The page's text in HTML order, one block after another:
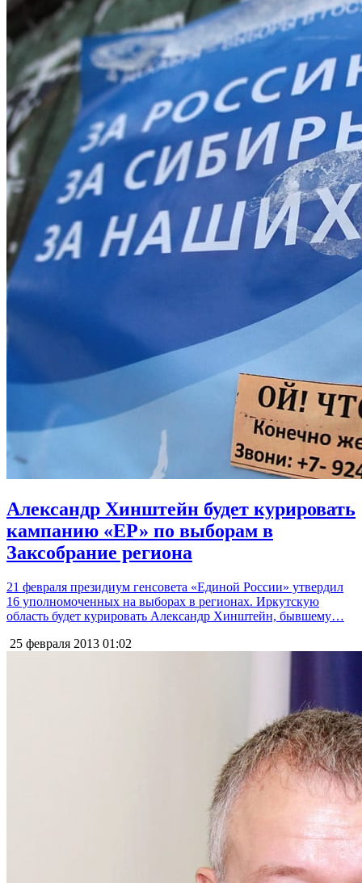
Александр Хинштейн будет курировать
кампанию «ЕР» по выборам в
Заксобрание региона
21 февраля президиум генсовета «Единой России» утвердил
16 уполномоченных на выборах в регионах. Иркутскую
область будет курировать Александр Хинштейн, бывшему…
25 февраля 2013 01:02